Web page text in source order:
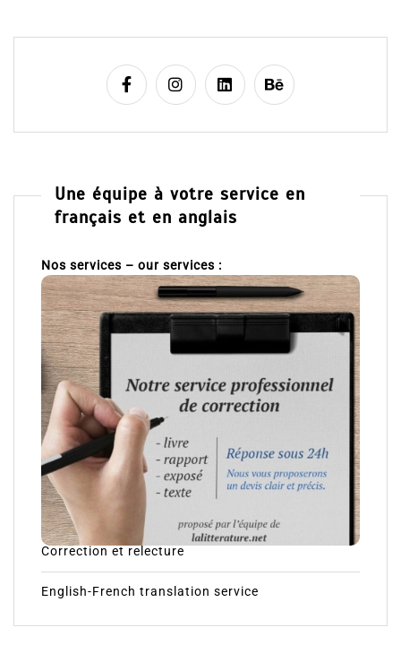
Une équipe à votre service en
français et en anglais
Nos services – our services :
Correction et relecture
English-French translation service